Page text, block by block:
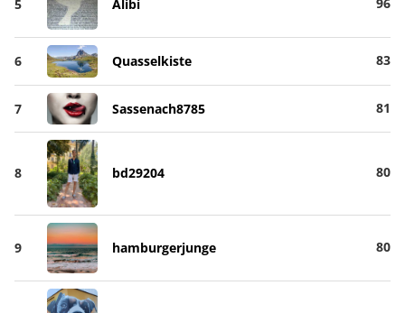
5 Alibi
6 Quasselkiste 83
7 Sassenach8785 81
8 bd29204 80
9 hamburgerjunge 80